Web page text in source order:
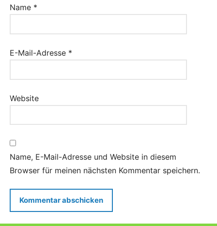
Name *
E-Mail-Adresse *
Website
Name, E-Mail-Adresse und Website in diesem
Browser für meinen nächsten Kommentar speichern.